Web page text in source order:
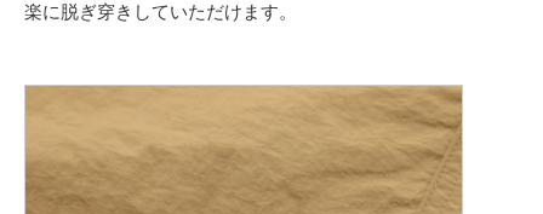
楽に脱ぎ穿きしていただけます。